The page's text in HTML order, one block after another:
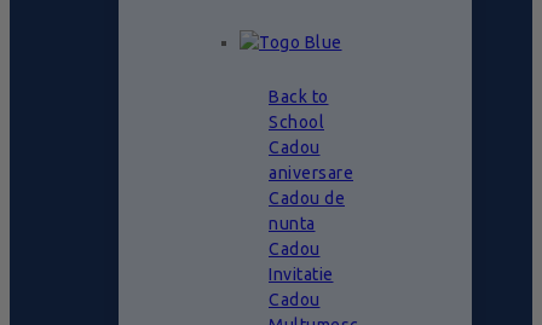
Back to
School
Cadou
aniversare
Cadou de
nunta
Cadou
Invitatie
Cadou